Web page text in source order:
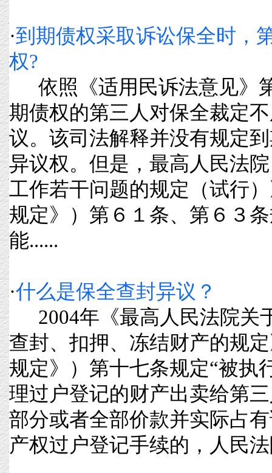
·到期债权采取诉讼保全时，
权?
依照《适用民诉法意见》
期债权的第三人对保全裁定
议。该司法解释并没有规定
异议权。但是，最高人民法
工作若干问题的规定（试行
规定》）第６１条、第６３
能......
·什么是保全查封异议？
2004年《最高人民法院关
查封、扣押、冻结财产的规
规定》）第十七条规定“被执
理过户登记的财产出卖给第
部分或者全部价款并实际占
产权过户登记手续的，人民